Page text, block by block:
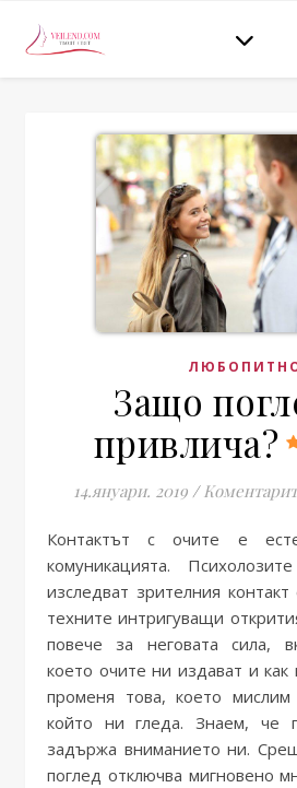
Защо
привлича?
14.януари. 2019 /
Контактът с очите е естествена част от
комуникацията.
изследват зрителния
техните интригуващи
повече за неговата сила,
което очите ни издават и как
променя това, което мислим
който ни гледа. Знаем, че
задържа вниманието ни.
поглед отключва мигновено